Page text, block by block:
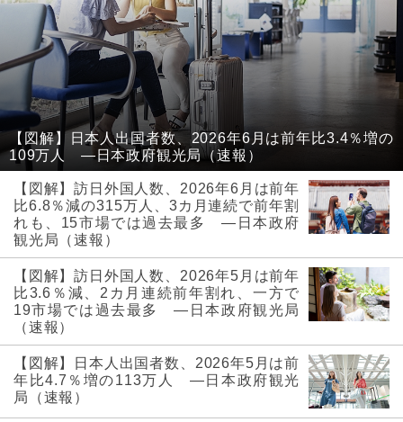
【図解】日本人出国者数、2026年6月は前年比3.4％増の
109万人 ―日本政府観光局（速報）
【図解】訪日外国人数、2026年6月は前年
比6.8％減の315万人、3カ月連続で前年割
れも、15市場では過去最多 ―日本政府
観光局（速報）
【図解】訪日外国人数、2026年5月は前年
比3.6％減、2カ月連続前年割れ、一方で
19市場では過去最多 ―日本政府観光局
（速報）
【図解】日本人出国者数、2026年5月は前
年比4.7％増の113万人 ―日本政府観光
局（速報）